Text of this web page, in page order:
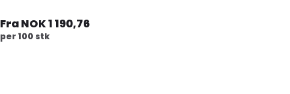
Fra NOK 1 190,76
per 100 stk